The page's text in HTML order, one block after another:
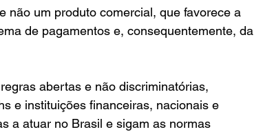
não um produto comercial, que favorece a
de pagamentos e, consequentemente, da
abertas e não discriminatórias,
e instituições financeiras, nacionais e
a atuar no Brasil e sigam as normas